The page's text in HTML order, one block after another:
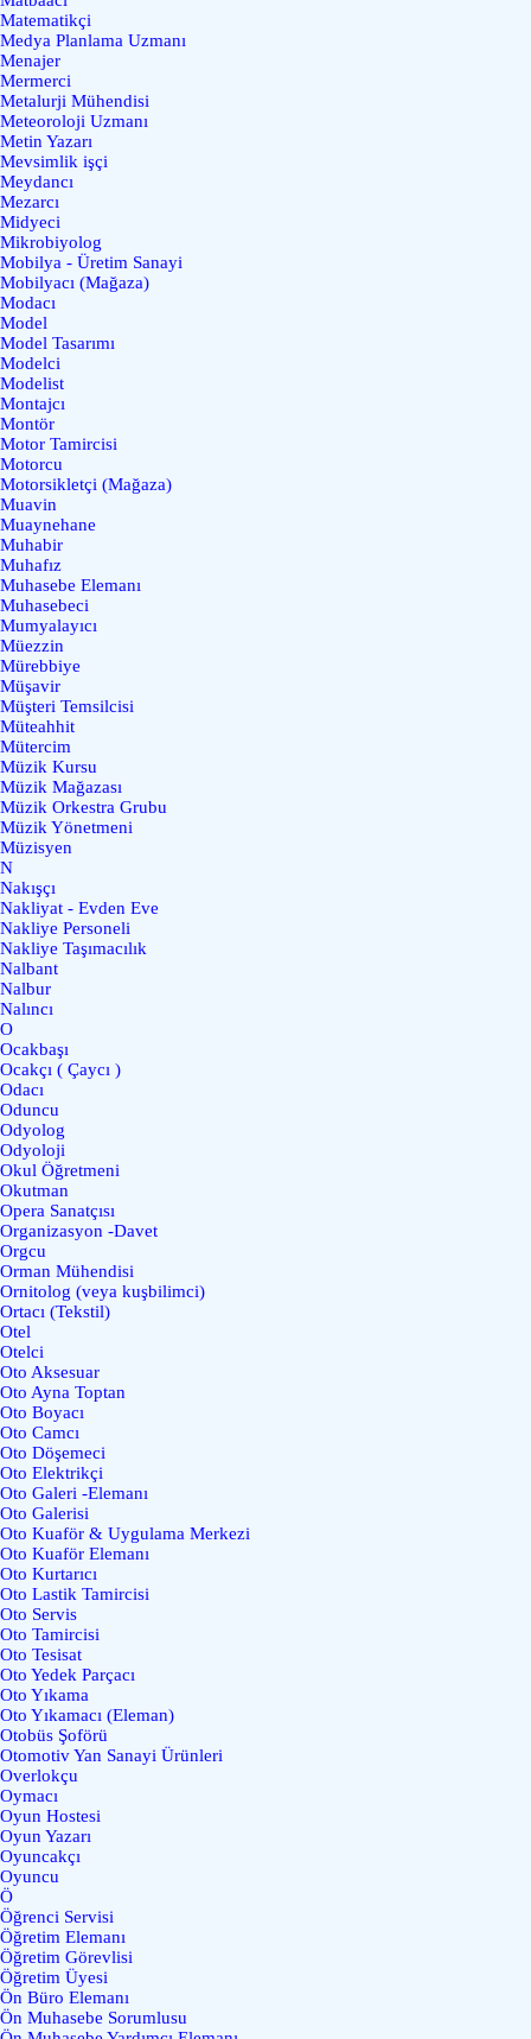
Matematikçi
Medya Planlama Uzmanı
Menajer
Mermerci
Metalurji Mühendisi
Meteoroloji Uzmanı
Metin Yazarı
Mevsimlik işçi
Meydancı
Mezarcı
Midyeci
Mikrobiyolog
Mobilya - Üretim Sanayi
Mobilyacı (Mağaza)
Modacı
Model
Model Tasarımı
Modelci
Modelist
Montajcı
Montör
Motor Tamircisi
Motorcu
Motorsikletçi (Mağaza)
Muavin
Muaynehane
Muhabir
Muhafız
Muhasebe Elemanı
Muhasebeci
Mumyalayıcı
Müezzin
Mürebbiye
Müşavir
Müşteri Temsilcisi
Müteahhit
Mütercim
Müzik Kursu
Müzik Mağazası
Müzik Orkestra Grubu
Müzik Yönetmeni
Müzisyen
N
Nakışçı
Nakliyat - Evden Eve
Nakliye Personeli
Nakliye Taşımacılık
Nalbant
Nalbur
Nalıncı
O
Ocakbaşı
Ocakçı ( Çaycı )
Odacı
Oduncu
Odyolog
Odyoloji
Okul Öğretmeni
Okutman
Opera Sanatçısı
Organizasyon -Davet
Orgcu
Orman Mühendisi
Ornitolog (veya kuşbilimci)
Ortacı (Tekstil)
Otel
Otelci
Oto Aksesuar
Oto Ayna Toptan
Oto Boyacı
Oto Camcı
Oto Döşemeci
Oto Elektrikçi
Oto Galeri -Elemanı
Oto Galerisi
Oto Kuaför & Uygulama Merkezi
Oto Kuaför Elemanı
Oto Kurtarıcı
Oto Lastik Tamircisi
Oto Servis
Oto Tamircisi
Oto Tesisat
Oto Yedek Parçacı
Oto Yıkama
Oto Yıkamacı (Eleman)
Otobüs Şoförü
Otomotiv Yan Sanayi Ürünleri
Overlokçu
Oymacı
Oyun Hostesi
Oyun Yazarı
Oyuncakçı
Oyuncu
Ö
Öğrenci Servisi
Öğretim Elemanı
Öğretim Görevlisi
Öğretim Üyesi
Ön Büro Elemanı
Ön Muhasebe Sorumlusu